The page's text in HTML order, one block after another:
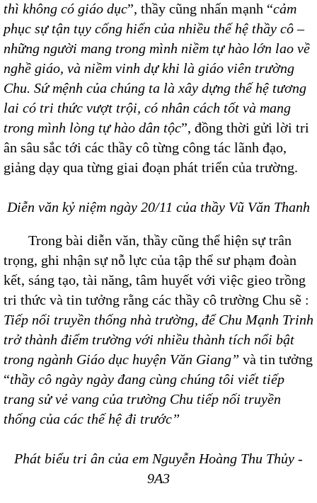
thì không có giáo dục”, thầy cũng nhấn mạnh “cảm
phục sự tận tụy cống hiến của nhiều thế hệ thầy cô –
những người mang trong mình niềm tự hào lớn lao về
nghề giáo, và niềm vinh dự khi là giáo viên trường
Chu. Sứ mệnh của chúng ta là xây dựng thế hệ tương
lai có tri thức vượt trội, có nhân cách tốt và mang
trong mình lòng tự hào dân tộc”, đồng thời gửi lời tri
ân sâu sắc tới các thầy cô từng công tác lãnh đạo,
giảng dạy qua từng giai đoạn phát triển của trường.
Diễn văn kỷ niệm ngày 20/11 của thầy Vũ Văn Thanh
Trong bài diễn văn, thầy cũng thể hiện sự trân
trọng, ghi nhận sự nỗ lực của tập thể sư phạm đoàn
kết, sáng tạo, tài năng, tâm huyết với việc gieo trồng
tri thức và tin tưởng rằng các thầy cô trường Chu sẽ :
Tiếp nối truyền thống nhà trường, để Chu Mạnh Trinh
trở thành điểm trường với nhiều thành tích nổi bật
trong ngành Giáo dục huyện Văn Giang” và tin tưởng
“thầy cô ngày ngày đang cùng chúng tôi viết tiếp
trang sử vẻ vang của trường Chu tiếp nối truyền
thống của các thế hệ đi trước”
Phát biểu tri ân của em Nguyễn Hoàng Thu Thủy -
9A3